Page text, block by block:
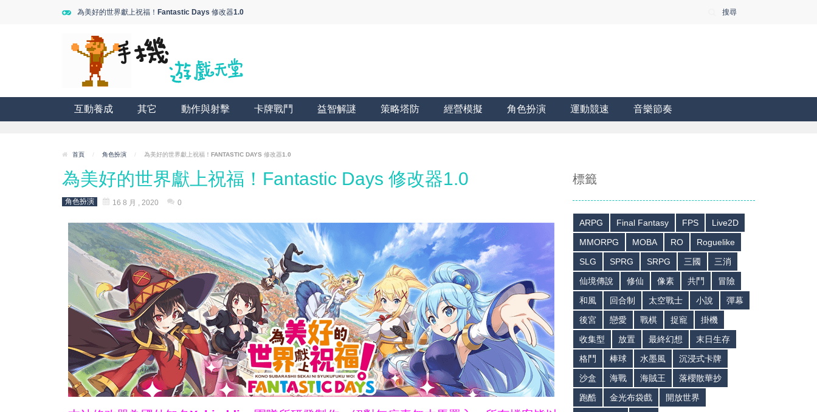
為美好的世界獻上祝福！Fantastic Days 修改器1.0 搜尋
互動養成 其它 動作與射擊 卡牌戰鬥 益智解謎 策略塔防 經營模擬 角色扮演 運動競速 音樂節奏
首頁 / 角色扮演 / 為美好的世界獻上祝福！FANTASTIC DAYS 修改器1.0
為美好的世界獻上祝福！Fantastic Days 修改器1.0
角色扮演 16 8 月 , 2020 0
標籤
ARPG Final Fantasy FPS
Live2D
MMORPG
MOBA RO
Roguelike
SLG
SPRG SRPG 三國
三消
仙境傳說
修仙 像素 共鬥
冒險
和風
回合制 太空戰士 小說
彈幕
後宮
戀愛 戰棋 捉寵
掛機
收集型
放置 最終幻想
末日生存
格鬥
棒球 水墨風
沉浸式卡牌
沙盒
海戰 海賊王
落櫻散華抄
跑酷
金光布袋戲
開放世界